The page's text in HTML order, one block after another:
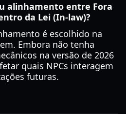
alinhamento entre Fora
da Lei (In-law)?
é escolhido na
Embora não tenha
na versão de 2026
quais NPCs interagem
futuras.